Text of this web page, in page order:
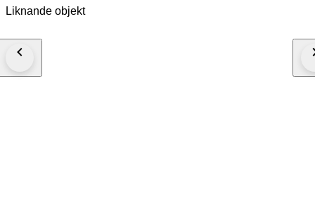
bicicletta a livello internazionale siano molto elevati ( considera anche
Liknande objekt